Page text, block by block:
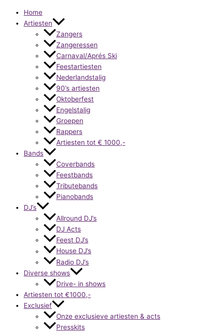
Home
Artiesten
Zangers
Zangeressen
Carnaval/Aprés Ski
Feestartiesten
Nederlandstalig
90’s artiesten
Oktoberfest
Engelstalig
Groepen
Rappers
Artiesten tot € 1000,-
Bands
Coverbands
Feestbands
Tributebands
Pianobands
DJ’s
Allround DJ’s
DJ Acts
Feest DJ’s
House DJ’s
Radio DJ’s
Diverse shows
Drive- in shows
Artiesten tot €1000,-
Exclusief
Onze exclusieve artiesten & acts
Presskits